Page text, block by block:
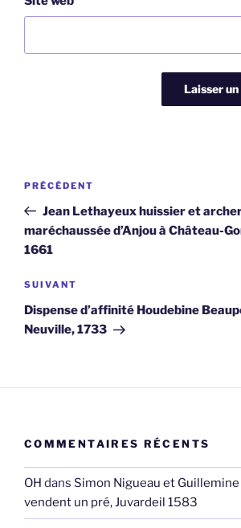
Navigation
l’article
Article
précédent
PRÉCÉDENT
Jean Lethayeux huissier et
maréchaussée d’Anjou à Château-
1661
Article
suivant
SUIVANT
Dispense d’affinité Houdebine
Neuville, 1733
COMMENTAIRES RÉCENTS
OH dans Simon Nigueau et
vendent un pré, Juvardeil 1583